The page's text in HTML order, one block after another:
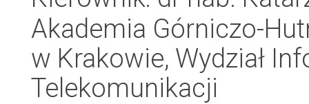
Akademia Górniczo-
w Krakowie, Wydział
Telekomunikacji